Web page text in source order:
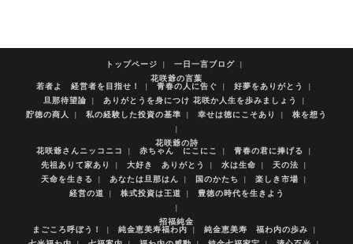
トップページ
一日一言ブログ
花咲爺の言葉
若者よ 経営者を目指せ！ 青春の人に告ぐ
好夢をありがとう
旦那待望論
ありがとうを身につけ 花咲か人生を歩みましょう
貯徳の商人
私の経験した投資の基準 幸せは徳にこそあり 株を想う
花咲爺の詩
花咲爺さんニッコニコ 赤ちゃん にこにこ
青春の君に捧げる
先祖ありて家あり
大好き ありがとう 水は生命
天の法
天命を生きる
あなたは旦那はん 国のかたち
楽しき市場
経営の道
株式投資は王道 豊徳の時代を生きよう
招福純金
まごころ呼ぼう！ 純金恵美寿福わ内
純金恵美寿 福わ内の歩み